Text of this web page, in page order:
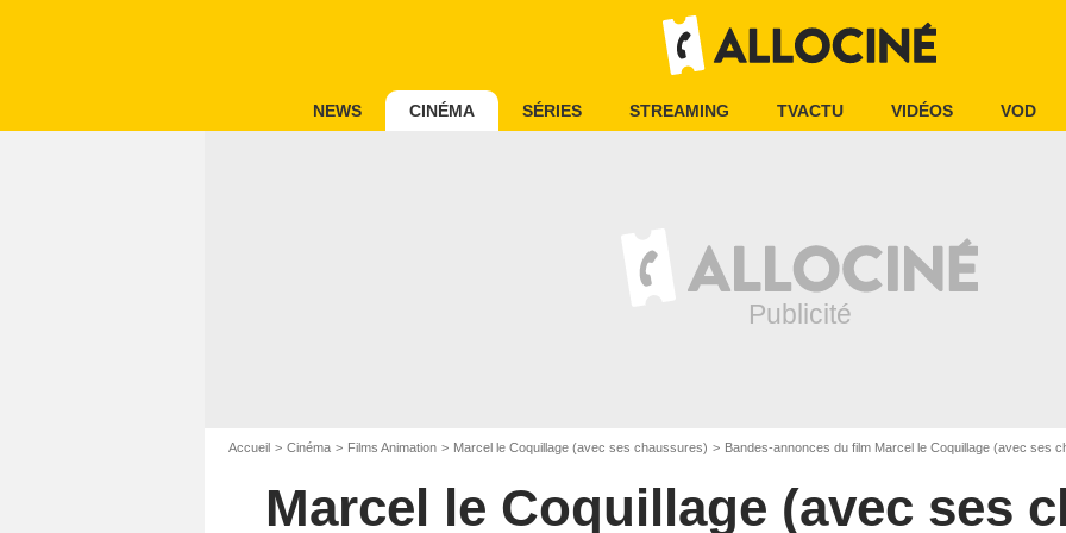
NEWS CINÉMA SÉRIES STREAMING TVACTU VIDÉOS VOD
Accueil Cinéma Films Animation Marcel le Coquillage (avec ses chaussures) Bandes-annonces du film Marcel le Coquillage (avec ses
Marcel le Coquillage (avec ses